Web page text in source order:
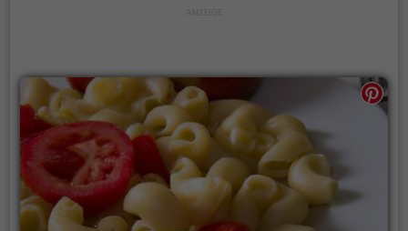
vorbeikommt oder mit Freunden, hier findet man
immer das passende Gericht und Getränk, um den
Tag zu genießen.